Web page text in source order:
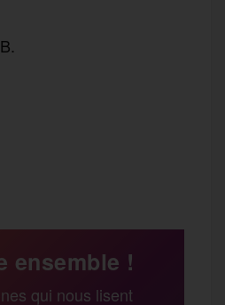
s
ensemble !
qui nous lisent